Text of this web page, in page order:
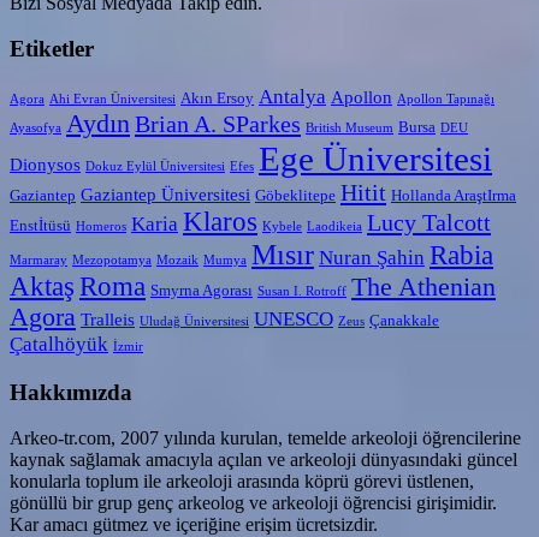
Etiketler
Agora Ahi Evran Üniversitesi Akın Ersoy Antalya Apollon Apollon Tapınağı
Ayasofya AydınBrian A. SParkes British Museum Bursa DEU
Dionysos Dokuz Eylül Üniversitesi Efes Ege Üniversitesi
Gaziantep Gaziantep Üniversitesi Göbeklitepe Hitit Hollanda AraştIrma
Enstİtüsü Homeros Karia Klaros Kybele Laodikeia Lucy Talcott
Marmaray Mezopotamya Mozaik Mumya Mısır Nuran Şahin Rabia
Aktaş Roma Smyrna Agorası Susan I. Rotroff The Athenian
Agora Tralleis Uludağ Üniversitesi UNESCO Zeus Çanakkale
Çatalhöyük İzmir
Hakkımızda
Arkeo-tr.com, 2007 yılında kurulan, temelde arkeoloji öğrencilerine
kaynak sağlamak amacıyla açılan ve arkeoloji dünyasındaki güncel
konularla toplum ile arkeoloji arasında köprü görevi üstlenen,
gönüllü bir grup genç arkeolog ve arkeoloji öğrencisi girişimidir.
Kar amacı gütmez ve içeriğine erişim ücretsizdir.